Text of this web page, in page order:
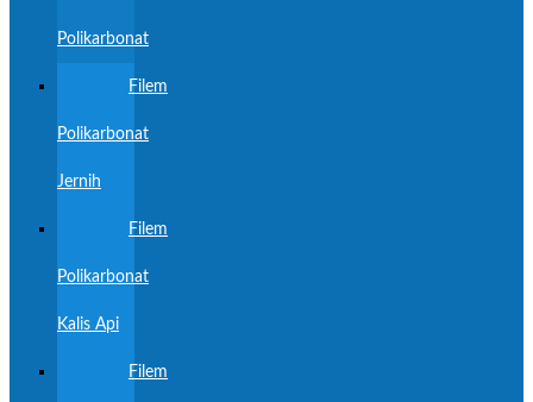
Polikarbonat
Filem
Polikarbonat
Jernih
Filem
Polikarbonat
Kalis Api
Filem